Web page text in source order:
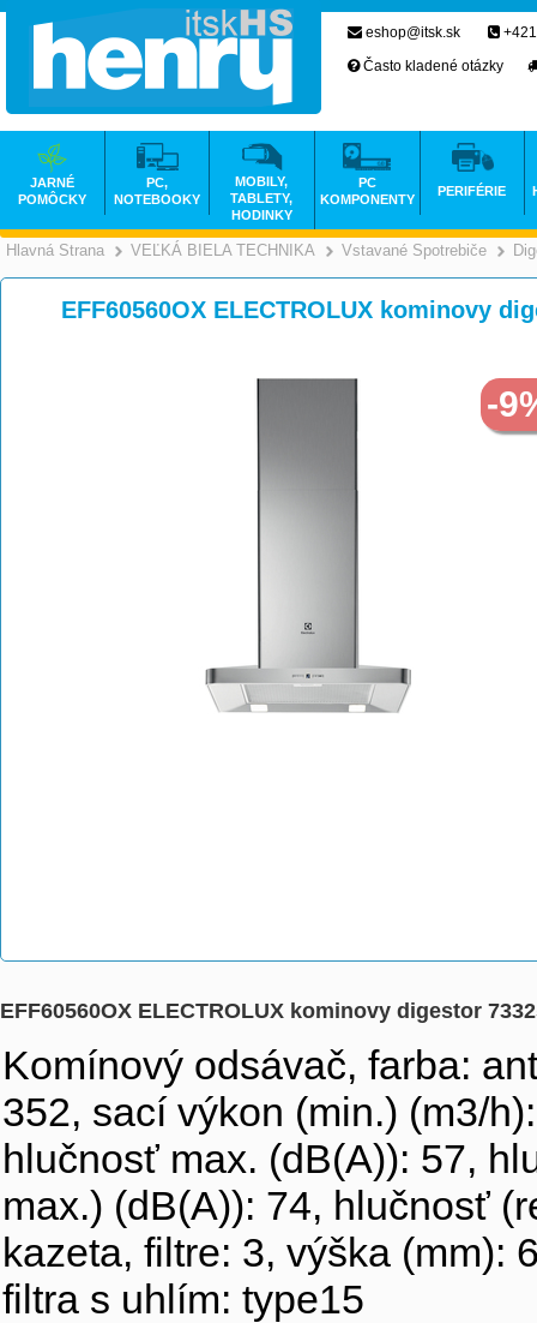
Hlavná Strana >
VEĽKÁ BIELA TECHNIKA >
Vstavané Spotrebiče
EFF60560OX ELECTROLUX kominovy
-
EFF60560OX ELECTROLUX kominovy digestor
Komínový odsávač, farba:
352, sací výkon (min.) (m3/
hlučnosť max. (dB(A)): 57,
max.) (dB(A)): 74, hlučnosť
kazeta, filtre: 3, výška (mm):
filtra s uhlím: type15
eshop@itsk.sk
Často kladené otázky
JARNÉ
POMÔCKY
PC,
NOTEBOOKY
MOBILY,
TABLETY,
HODINKY
PC
KOMPONENTY
PERIFÉRIE